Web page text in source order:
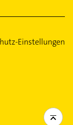
Einstellungen